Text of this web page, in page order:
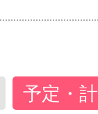
予定・